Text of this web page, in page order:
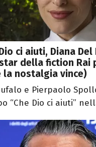
ci aiuti, Diana
della fiction Rai
la nostalgia vince)
e Pierpaolo
“Che Dio ci aiuti”